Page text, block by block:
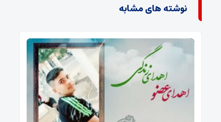
نوشته های مشابه